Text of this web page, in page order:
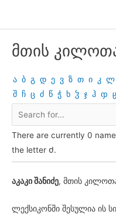
მთის
ა ბ გ დ ე ვ ზ თ ი კ ლ
შ ჩ ც ძ წ ჭ ხ ჴ ჯ ჰ ჶ ჸ
There are currently 0
the letter Ძ.
აკაკი შანიძე, მთის
ლექსიკონში შესულია ის